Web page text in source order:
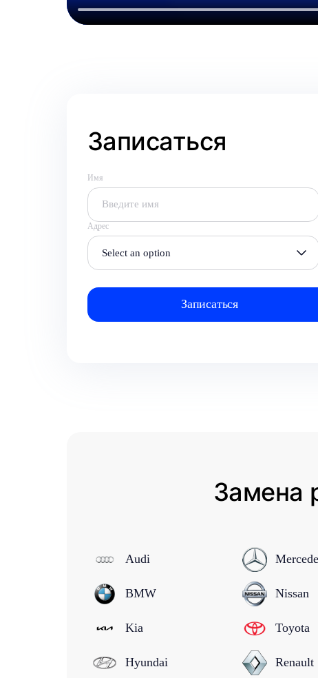
Записаться
Имя
Адрес
Select an option
Замена
Audi
BMW
Kia
Hyundai
Nissan
Toyota
Renault